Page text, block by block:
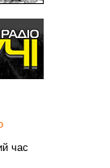
час